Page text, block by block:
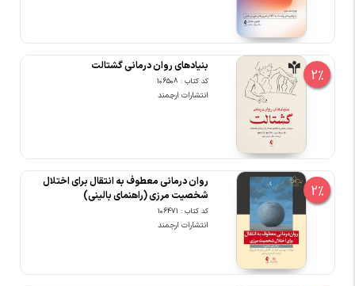
2%
بنیادهای روان درمانی گشتالت
کد کتاب : 106508
انتشارات ارجمند
2%
روان درمانی معطوف به انتقال برای اختلال
شخصیت مرزی (راهنمای بالینی)
کد کتاب : 106471
انتشارات ارجمند